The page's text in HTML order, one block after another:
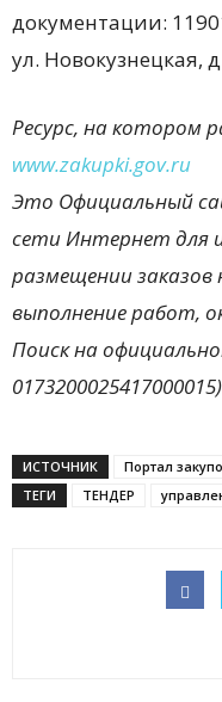
документации:
ул. Новокузнецкая,
Ресурс, на котором
www.zakupki.gov.ru
Это Официальный
сети Интернет для
размещении
выполнение работ,
Поиск на
0173200025417000015)
ИСТОЧНИК
Портал
ТЕГИ
ТЕНДЕР